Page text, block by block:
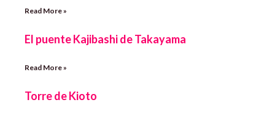
Read More »
El puente Kajibashi de Takayama
Read More »
Torre de Kioto